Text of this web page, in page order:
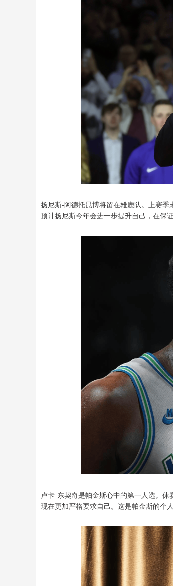
扬尼斯-阿德托昆博将留在雄鹿队。上赛季
预计扬尼斯今年会进一步提升自己，在保
卢卡-东契奇是帕金斯心中的第一人选。
现在更加严格要求自己。这是帕金斯的个人